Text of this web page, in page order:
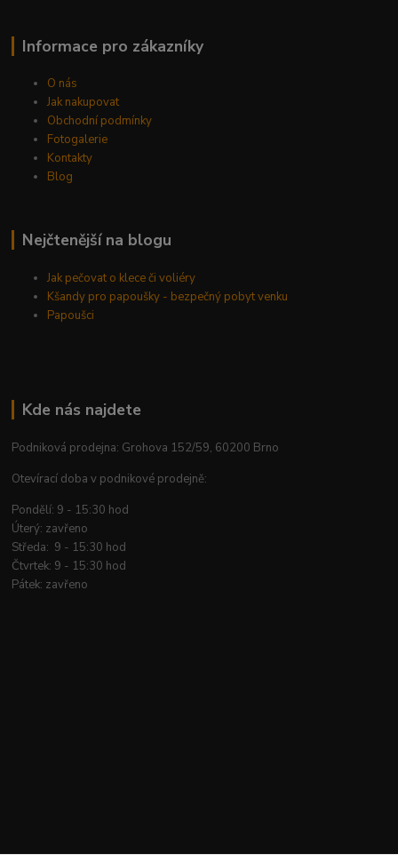
Informace pro zákazníky
O nás
Jak nakupovat
Obchodní podmínky
Fotogalerie
Kontakty
Blog
Nejčtenější na blogu
Jak pečovat o klece či voliéry
Kšandy pro papoušky - bezpečný pobyt venku
Papoušci
Kde nás najdete
Podniková prodejna: Grohova 152/59, 60200 Brno
Otevírací doba v podnikové prodejně:
Pondělí: 9 - 15:30 hod
Úterý: zavřeno
Středa: 9 - 15:30 hod
Čtvrtek: 9 - 15:30 hod
Pátek: zavřeno